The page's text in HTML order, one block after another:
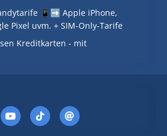
📱➡️ Apple iPhone,
Pixel uvm. + SIM-Only-Tarife
Kreditkarten - mit